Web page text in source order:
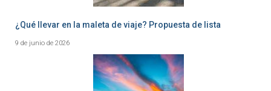
¿Qué llevar en la maleta de viaje? Propuesta de lista
9 de junio de 2026